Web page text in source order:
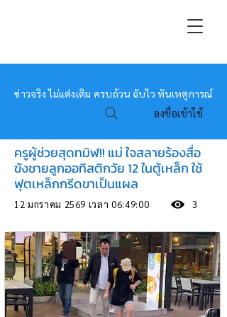
หมอข่าว
ข่าวจริง ไม่แต่งเติม ครบถ้วน ฉับไว ทันเหตุการณ์
ลงชื่อเข้าใช้
ครูผู้ช่วยสุดทมิฬ!! แม่ ใจสลายร้องสื่อ
ขังชายลูกออทิสติกวัย 12 ในตู้เหล็ก ใช้
ฟุตเหล็กกรีดขาเป็นแผล
12 มกราคม 2569 เวลา 06:49:00 3